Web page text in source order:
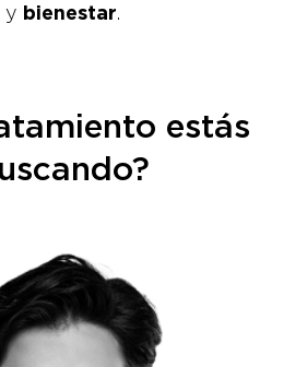
y bienestar.
estás